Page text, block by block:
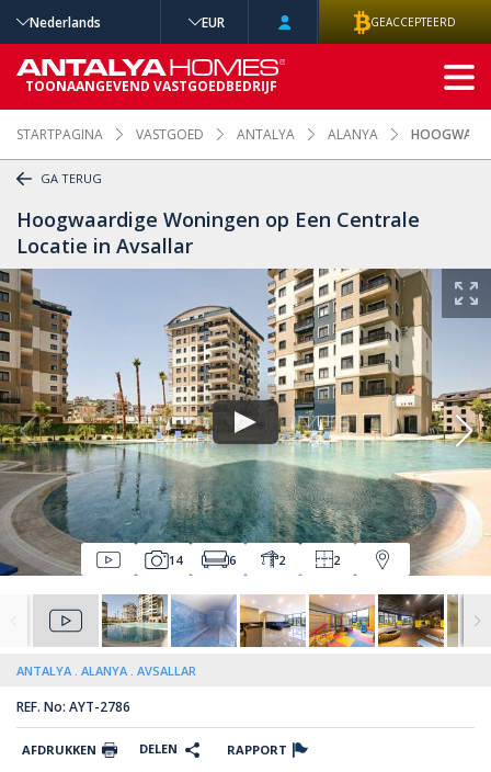
STARTPAGINA VASTGOED ANTALYA ALANYA
GA TERUG
Hoogwaardige Woningen op Een Centrale
Locatie in Avsallar
14 6 2 2
ANTALYA ALANYA AVSALLAR
REF. No: AYT-2786
AFDRUKKEN DELEN RAPPORT
Nederlands EUR GEACCEPTEERD
TOONAANGEVEND VASTGOEDBEDRIJF
GEAVANCEERD
ZOEKEN